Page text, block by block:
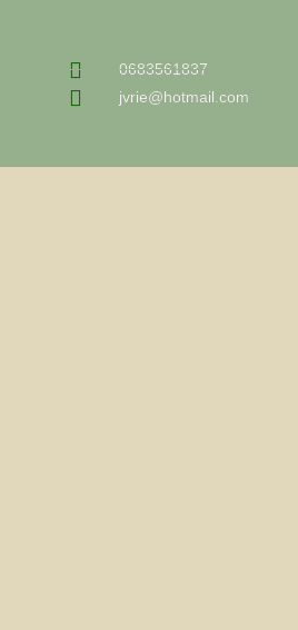
0683561837
jvrie@hotmail.com